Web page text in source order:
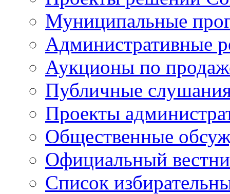
Муниципальные
Административные
Аукционы по
Публичные
Проекты
Общественные
Официальный
Список